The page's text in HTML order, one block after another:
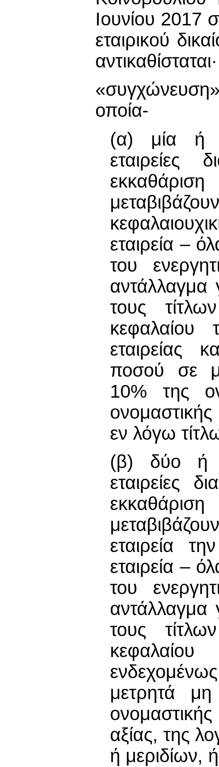
Ιουνίου 2017
εταιρικού
αντικαθίσταται·
οποία-
(α) μία ή
εταιρείες
εταιρεία –
του
αντάλλαγμα
τους
εταιρείας
ποσού σε
10% της
ονομαστικής
εν λόγω
(β) δύο ή
εταιρείες
εταιρεία
εταιρεία –
του
αντάλλαγμα
τους
μετρητά
αξίας, της
ή μεριδίων,